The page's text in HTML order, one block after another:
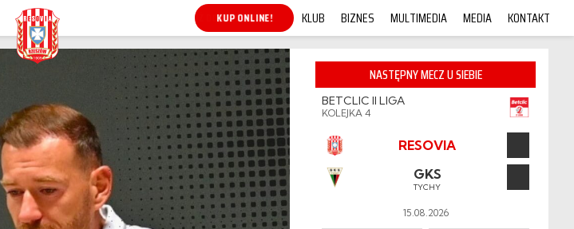
KUP ONLINE! KLUB BIZNES MULTIMEDIA MEDIA KONTAKT
NASTĘPNY MECZ U SIEBIE
BETCLIC II LIGA
KOLEJKA 4
RESOVIA
GKS
TYCHY
15.08.2026